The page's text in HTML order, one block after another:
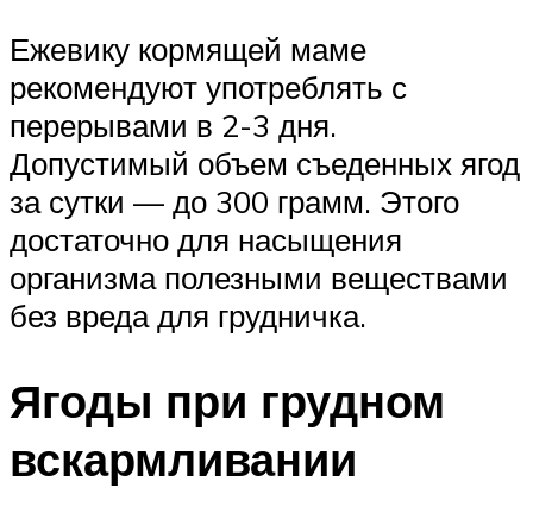
Ежевику кормящей маме
рекомендуют употреблять с
перерывами в 2-3 дня.
Допустимый объем съеденных ягод
за сутки — до 300 грамм. Этого
достаточно для насыщения
организма полезными веществами
без вреда для грудничка.
Ягоды при грудном
вскармливании